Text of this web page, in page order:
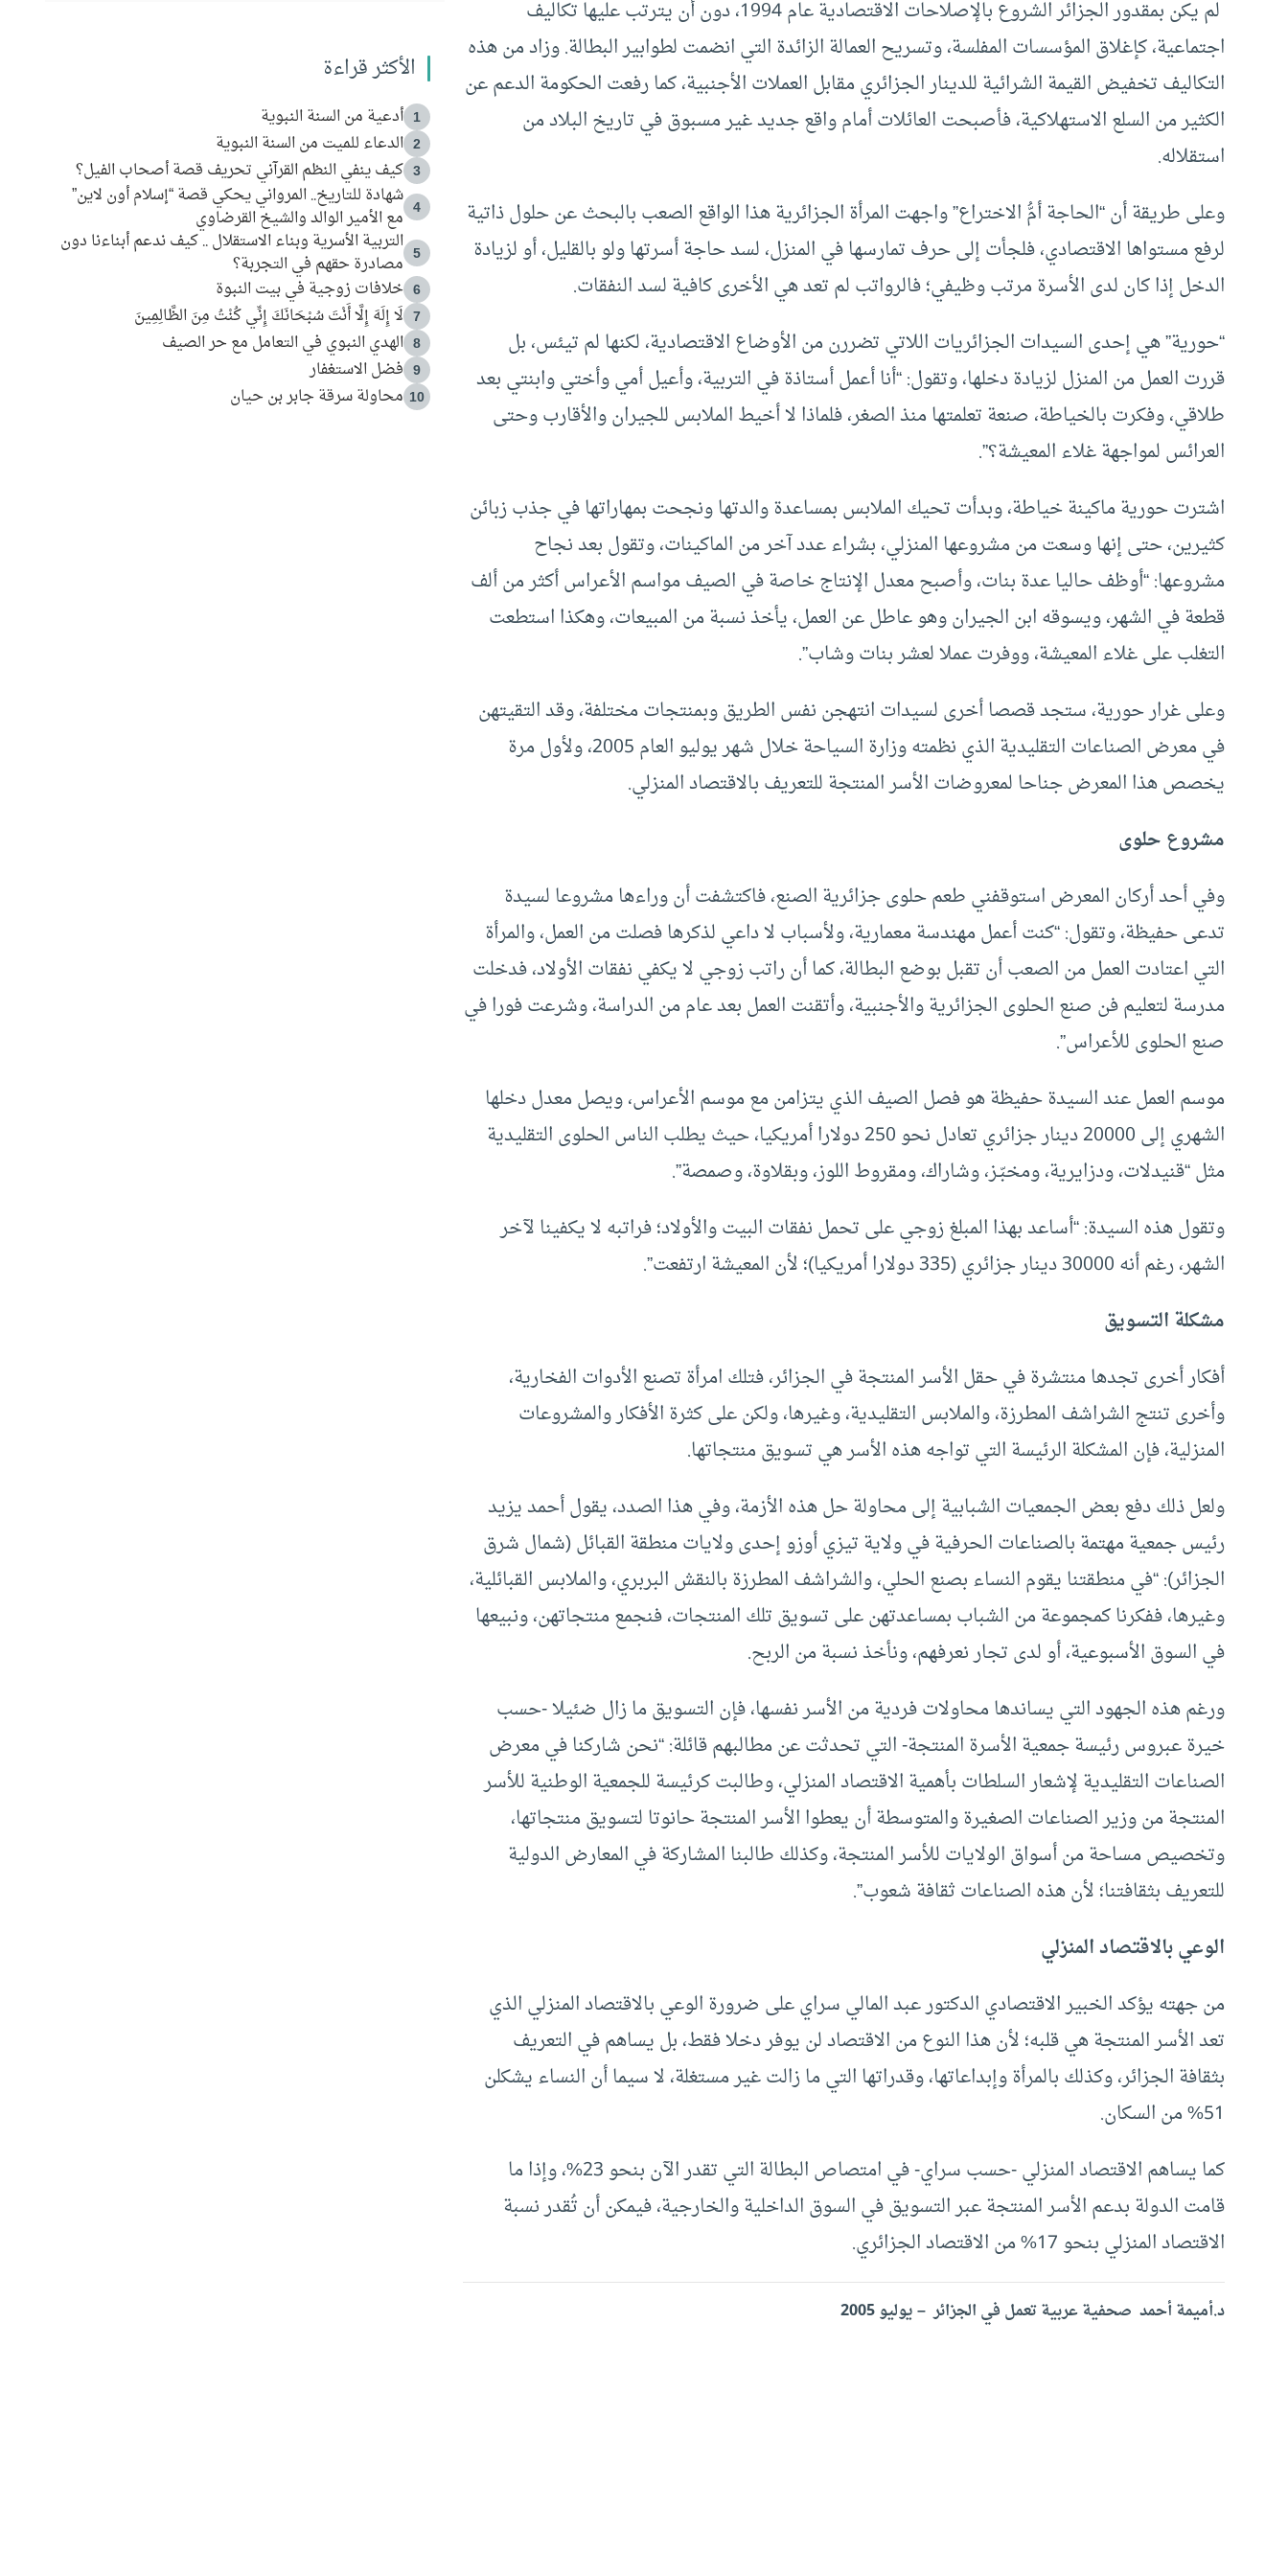
لم يكن بمقدور الجزائر الشروع بالإصلاحات الاقتصادية عام 1994، دون أن يترتب عليها تكاليف
اجتماعية، كإغلاق المؤسسات المفلسة، وتسريح العمالة الزائدة التي انضمت لطوابير البطالة. وزاد من هذه
التكاليف تخفيض القيمة الشرائية للدينار الجزائري مقابل العملات الأجنبية، كما رفعت الحكومة الدعم عن
الكثير من السلع الاستهلاكية، فأصبحت العائلات أمام واقع جديد غير مسبوق في تاريخ البلاد من
استقلاله.
وعلى طريقة أن “الحاجة أمُّ الاختراع” واجهت المرأة الجزائرية هذا الواقع الصعب بالبحث عن حلول ذاتية
لرفع مستواها الاقتصادي، فلجأت إلى حرف تمارسها في المنزل، لسد حاجة أسرتها ولو بالقليل، أو لزيادة
الدخل إذا كان لدى الأسرة مرتب وظيفي؛ فالرواتب لم تعد هي الأخرى كافية لسد النفقات.
“حورية” هي إحدى السيدات الجزائريات اللاتي تضررن من الأوضاع الاقتصادية، لكنها لم تيئس، بل
قررت العمل من المنزل لزيادة دخلها، وتقول: “أنا أعمل أستاذة في التربية، وأعيل أمي وأختي وابنتي بعد
طلاقي، وفكرت بالخياطة، صنعة تعلمتها منذ الصغر، فلماذا لا أخيط الملابس للجيران والأقارب وحتى
العرائس لمواجهة غلاء المعيشة؟”.
اشترت حورية ماكينة خياطة، وبدأت تحيك الملابس بمساعدة والدتها ونجحت بمهاراتها في جذب زبائن
كثيرين، حتى إنها وسعت من مشروعها المنزلي، بشراء عدد آخر من الماكينات، وتقول بعد نجاح
مشروعها: “أوظف حاليا عدة بنات، وأصبح معدل الإنتاج خاصة في الصيف مواسم الأعراس أكثر من ألف
قطعة في الشهر، ويسوقه ابن الجيران وهو عاطل عن العمل، يأخذ نسبة من المبيعات، وهكذا استطعت
التغلب على غلاء المعيشة، ووفرت عملا لعشر بنات وشاب”.
وعلى غرار حورية، ستجد قصصا أخرى لسيدات انتهجن نفس الطريق وبمنتجات مختلفة، وقد التقيتهن
في معرض الصناعات التقليدية الذي نظمته وزارة السياحة خلال شهر يوليو العام 2005، ولأول مرة
يخصص هذا المعرض جناحا لمعروضات الأسر المنتجة للتعريف بالاقتصاد المنزلي.
مشروع حلوى
وفي أحد أركان المعرض استوقفني طعم حلوى جزائرية الصنع، فاكتشفت أن وراءها مشروعا لسيدة
تدعى حفيظة، وتقول: “كنت أعمل مهندسة معمارية، ولأسباب لا داعي لذكرها فصلت من العمل، والمرأة
التي اعتادت العمل من الصعب أن تقبل بوضع البطالة، كما أن راتب زوجي لا يكفي نفقات الأولاد، فدخلت
مدرسة لتعليم فن صنع الحلوى الجزائرية والأجنبية، وأتقنت العمل بعد عام من الدراسة، وشرعت فورا في
صنع الحلوى للأعراس”.
موسم العمل عند السيدة حفيظة هو فصل الصيف الذي يتزامن مع موسم الأعراس، ويصل معدل دخلها
الشهري إلى 20000 دينار جزائري تعادل نحو 250 دولارا أمريكيا، حيث يطلب الناس الحلوى التقليدية
مثل “قنيدلات، ودزايرية، ومخبّـز، وشاراك، ومقروط اللوز، وبقلاوة، وصمصة”.
وتقول هذه السيدة: “أساعد بهذا المبلغ زوجي على تحمل نفقات البيت والأولاد؛ فراتبه لا يكفينا لآخر
الشهر، رغم أنه 30000 دينار جزائري (335 دولارا أمريكيا)؛ لأن المعيشة ارتفعت”.
مشكلة التسويق
أفكار أخرى تجدها منتشرة في حقل الأسر المنتجة في الجزائر، فتلك امرأة تصنع الأدوات الفخارية،
وأخرى تنتج الشراشف المطرزة، والملابس التقليدية، وغيرها، ولكن على كثرة الأفكار والمشروعات
المنزلية، فإن المشكلة الرئيسة التي تواجه هذه الأسر هي تسويق منتجاتها.
ولعل ذلك دفع بعض الجمعيات الشبابية إلى محاولة حل هذه الأزمة، وفي هذا الصدد، يقول أحمد يزيد
رئيس جمعية مهتمة بالصناعات الحرفية في ولاية تيزي أوزو إحدى ولايات منطقة القبائل (شمال شرق
الجزائر): “في منطقتنا يقوم النساء بصنع الحلي، والشراشف المطرزة بالنقش البربري، والملابس القبائلية،
وغيرها، ففكرنا كمجموعة من الشباب بمساعدتهن على تسويق تلك المنتجات، فنجمع منتجاتهن، ونبيعها
في السوق الأسبوعية، أو لدى تجار نعرفهم، ونأخذ نسبة من الربح.
ورغم هذه الجهود التي يساندها محاولات فردية من الأسر نفسها، فإن التسويق ما زال ضئيلا -حسب
خيرة عبروس رئيسة جمعية الأسرة المنتجة- التي تحدثت عن مطالبهم قائلة: “نحن شاركنا في معرض
الصناعات التقليدية لإشعار السلطات بأهمية الاقتصاد المنزلي، وطالبت كرئيسة للجمعية الوطنية للأسر
المنتجة من وزير الصناعات الصغيرة والمتوسطة أن يعطوا الأسر المنتجة حانوتا لتسويق منتجاتها،
وتخصيص مساحة من أسواق الولايات للأسر المنتجة، وكذلك طالبنا المشاركة في المعارض الدولية
للتعريف بثقافتنا؛ لأن هذه الصناعات ثقافة شعوب”.
الوعي بالاقتصاد المنزلي
من جهته يؤكد الخبير الاقتصادي الدكتور عبد المالي سراي على ضرورة الوعي بالاقتصاد المنزلي الذي
تعد الأسر المنتجة هي قلبه؛ لأن هذا النوع من الاقتصاد لن يوفر دخلا فقط، بل يساهم في التعريف
بثقافة الجزائر، وكذلك بالمرأة وإبداعاتها، وقدراتها التي ما زالت غير مستغلة، لا سيما أن النساء يشكلن
51% من السكان.
كما يساهم الاقتصاد المنزلي -حسب سراي- في امتصاص البطالة التي تقدر الآن بنحو 23%، وإذا ما
قامت الدولة بدعم الأسر المنتجة عبر التسويق في السوق الداخلية والخارجية، فيمكن أن تُقدر نسبة
الاقتصاد المنزلي بنحو 17% من الاقتصاد الجزائري.
د.أميمة أحمد صحفية عربية تعمل في الجزائر – يوليو 2005
الأكثر قراءة
1 أدعية من السنة النبوية
2 الدعاء للميت من السنة النبوية
3 كيف ينفي النظم القرآني تحريف قصة أصحاب الفيل؟
4
شهادة للتاريخ.. المرواني يحكي قصة “إسلام أون لاين”
مع الأمير الوالد والشيخ القرضاوي
5
التربية الأسرية وبناء الاستقلال .. كيف ندعم أبناءنا دون
مصادرة حقهم في التجربة؟
6 خلافات زوجية في بيت النبوة
7 لَا إِلَهَ إِلَّا أَنْتَ سُبْحَانَكَ إِنِّي كُنْتُ مِنَ الظَّالِمِينَ
8 الهدي النبوي في التعامل مع حر الصيف
9 فضل الاستغفار
10 محاولة سرقة جابر بن حيان